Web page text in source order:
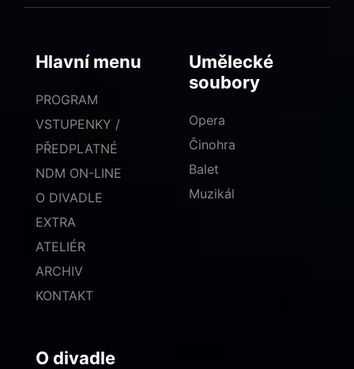
Hlavní menu
PROGRAM
VSTUPENKY /
PŘEDPLATNÉ
NDM ON-LINE
O DIVADLE
EXTRA
ATELIÉR
ARCHIV
KONTAKT
Umělecké
soubory
Opera
Činohra
Balet
Muzikál
O divadle